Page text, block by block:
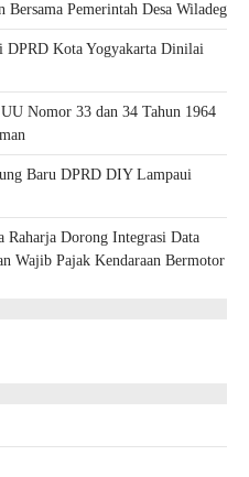
Bersama Pemerintah Desa Wiladeg
DPRD Kota Yogyakarta Dinilai
UU Nomor 33 dan 34 Tahun 1964
Baru DPRD DIY Lampaui
Raharja Dorong Integrasi Data
Wajib Pajak Kendaraan Bermotor